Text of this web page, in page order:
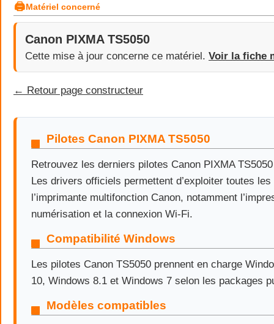
🖨Matériel concerné
Canon PIXMA TS5050
Cette mise à jour concerne ce matériel. Voir la fiche
← Retour page constructeur
Pilotes Canon PIXMA TS5050
Retrouvez les derniers pilotes Canon PIXMA
Les drivers officiels permettent d’exploiter toutes
l’imprimante multifonction Canon, notamment
numérisation et la connexion Wi-Fi.
Compatibilité Windows
Les pilotes Canon TS5050 prennent en charge
10, Windows 8.1 et Windows 7 selon les packages
Modèles compatibles